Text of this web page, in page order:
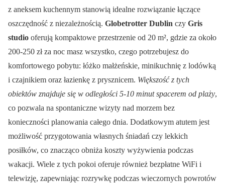
z aneksem kuchennym stanowią idealne rozwiązanie łączące
oszczędność z niezależnością. Globetrotter Dublin czy Gris
studio oferują kompaktowe przestrzenie od 20 m², gdzie za około
200-250 zł za noc masz wszystko, czego potrzebujesz do
komfortowego pobytu: łóżko małżeńskie, minikuchnię z lodówką
i czajnikiem oraz łazienkę z prysznicem. Większość z tych
obiektów znajduje się w odległości 5-10 minut spacerem od plaży,
co pozwala na spontaniczne wizyty nad morzem bez
konieczności planowania całego dnia. Dodatkowym atutem jest
możliwość przygotowania własnych śniadań czy lekkich
posiłków, co znacząco obniża koszty wyżywienia podczas
wakacji. Wiele z tych pokoi oferuje również bezpłatne WiFi i
telewizję, zapewniając rozrywkę podczas wieczornych powrotów